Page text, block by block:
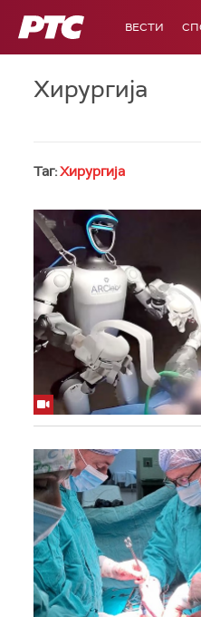
РТС ВЕСТИ
Хирургија
Таг:Хирургија